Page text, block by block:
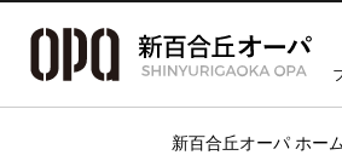
新百合丘オーパ ホー